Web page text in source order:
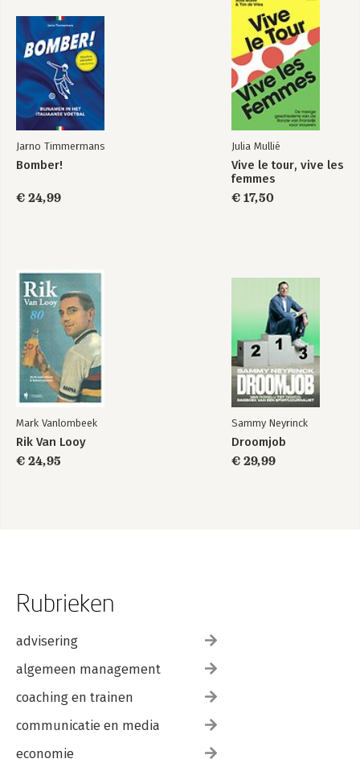
Jarno Timmermans
Bomber!
€ 24,99
Julia Mullié
Vive le tour, vive les
femmes
€ 17,50
Mark Vanlombeek
Rik Van Looy
€ 24,95
Sammy Neyrinck
Droomjob
€ 29,99
Rubrieken
advisering
algemeen management
coaching en trainen
communicatie en media
economie